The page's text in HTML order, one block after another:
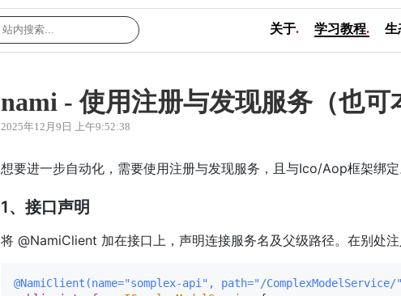
关于. 学习教程. 生
nami - 使用注册与发现服务（也可
2025年12月9日 上午9:52:38
想要进一步自动化，需要使用注册与发现服务，且与Ico/Aop框架绑定
1、接口声明
将 @NamiClient 加在接口上，声明连接服务名及父级路径。在别处
@NamiClient(name="somplex-api", path="/ComplexModelService/